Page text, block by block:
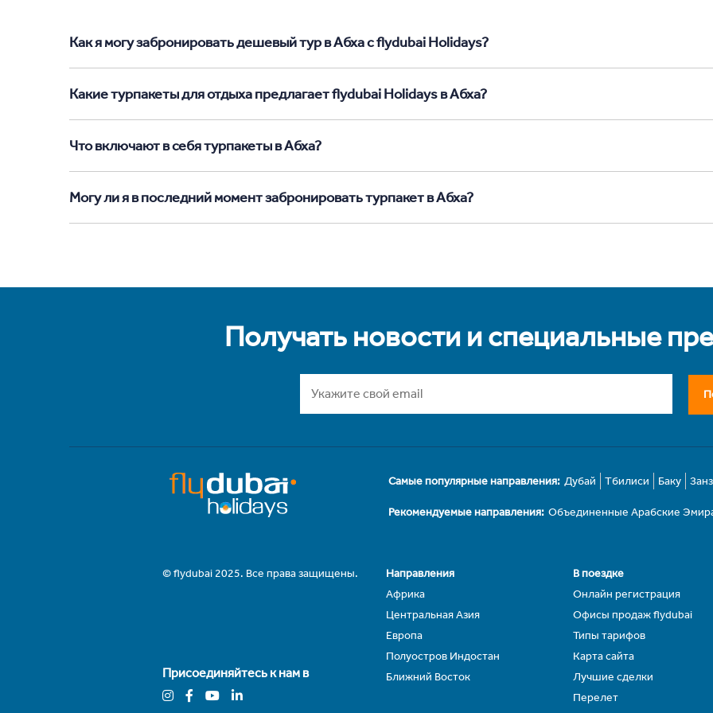
Как я могу забронировать дешевый тур в Абха с flydubai Holidays?
Какие турпакеты для отдыха предлагает flydubai Holidays в Абха?
Что включают в себя турпакеты в Абха?
Могу ли я в последний момент забронировать турпакет в Абха?
Получать новости и специальные
Самые популярные направления: Дубай Тбилиси Баку
Рекомендуемые направления: Объединенные Арабские
© flydubai 2025. Все права защищены.
Присоединяйтесь к нам в
Направления
Африка
Центральная Азия
Европа
Полуостров Индостан
Ближний Восток
В поездке
Онлайн регистрация
Офисы продаж flydubai
Типы тарифов
Карта сайта
Лучшие сделки
Перелет